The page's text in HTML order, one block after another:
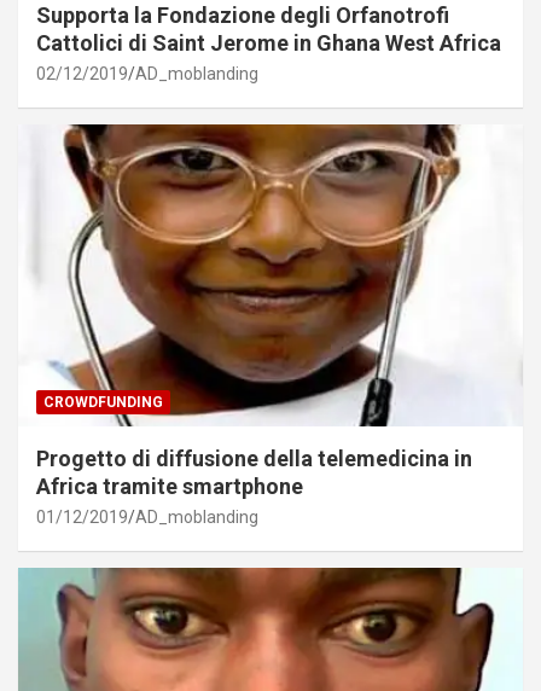
Supporta la Fondazione degli Orfanotrofi
Cattolici di Saint Jerome in Ghana West Africa
02/12/2019 AD_moblanding
CROWDFUNDING
Progetto di diffusione della telemedicina in
Africa tramite smartphone
01/12/2019 AD_moblanding